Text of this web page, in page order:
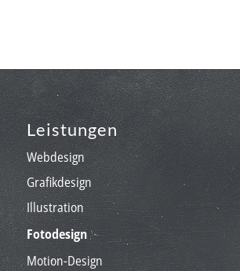
Leistungen
Webdesign
Grafikdesign
Illustration
Fotodesign
Motion-Design